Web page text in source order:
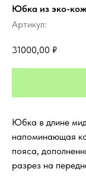
Юбка из эко-
Артикул:
31000,00 ₽
Юбка в длине
напоминающая
пояса,
разрез на